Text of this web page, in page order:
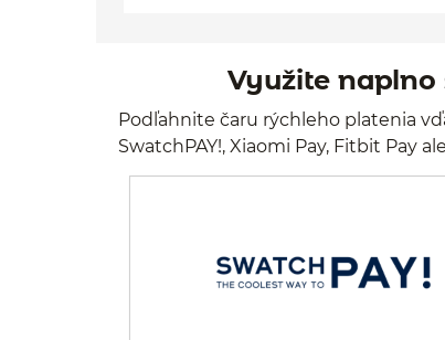
Využite naplno
Podľahnite čaru rýchleho platenia
SwatchPAY!, Xiaomi Pay, Fitbit Pay